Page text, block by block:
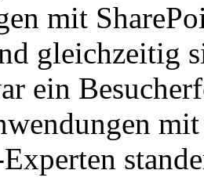
mit
gleichzeitig
ein